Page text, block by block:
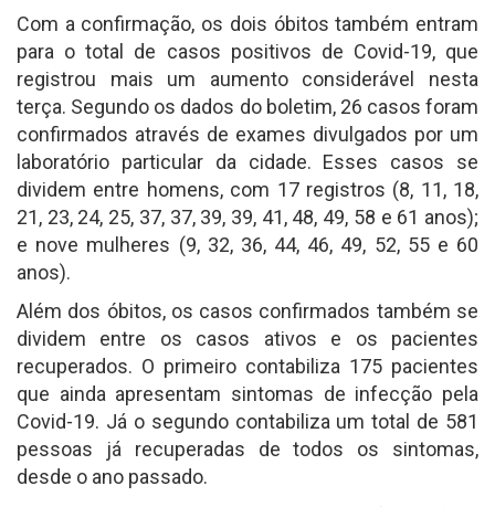
Com a confirmação, os dois óbitos também entram
para o total de casos positivos de Covid-19, que
registrou mais um aumento considerável nesta
terça. Segundo os dados do boletim, 26 casos foram
confirmados através de exames divulgados por um
laboratório particular da cidade. Esses casos se
dividem entre homens, com 17 registros (8, 11, 18,
21, 23, 24, 25, 37, 37, 39, 39, 41, 48, 49, 58 e 61 anos);
e nove mulheres (9, 32, 36, 44, 46, 49, 52, 55 e 60
anos).
Além dos óbitos, os casos confirmados também se
dividem entre os casos ativos e os pacientes
recuperados. O primeiro contabiliza 175 pacientes
que ainda apresentam sintomas de infecção pela
Covid-19. Já o segundo contabiliza um total de 581
pessoas já recuperadas de todos os sintomas,
desde o ano passado.